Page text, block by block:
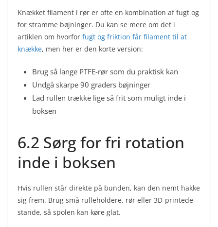
Knækket filament i rør er ofte en kombination af fugt og
for stramme bøjninger. Du kan se mere om det i
artiklen om hvorfor fugt og friktion får filament til at
knække, men her er den korte version:
Brug så lange PTFE-rør som du praktisk kan
Undgå skarpe 90 graders bøjninger
Lad rullen trække lige så frit som muligt inde i
boksen
6.2 Sørg for fri rotation
inde i boksen
Hvis rullen står direkte på bunden, kan den nemt hakke
sig frem. Brug små rulleholdere, rør eller 3D-printede
stande, så spolen kan køre glat.